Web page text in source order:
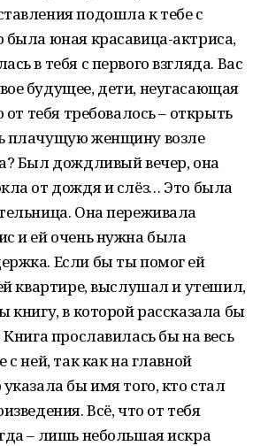
подошла к тебе с
была юная красавица-актриса,
в тебя с первого взгляда. Вас
будущее, дети, неугасающая
от тебя требовалось – открыть
плачущую женщину возле
Был дождливый вечер, она
от дождя и слёз… Это была
Она переживала
и ей очень нужна была
Если бы ты помог ей
квартире, выслушал и утешил,
книгу, в которой рассказала бы
прославилась бы на весь
ней, так как на главной
бы имя того, кто стал
Всё, что от тебя
– лишь небольшая искра